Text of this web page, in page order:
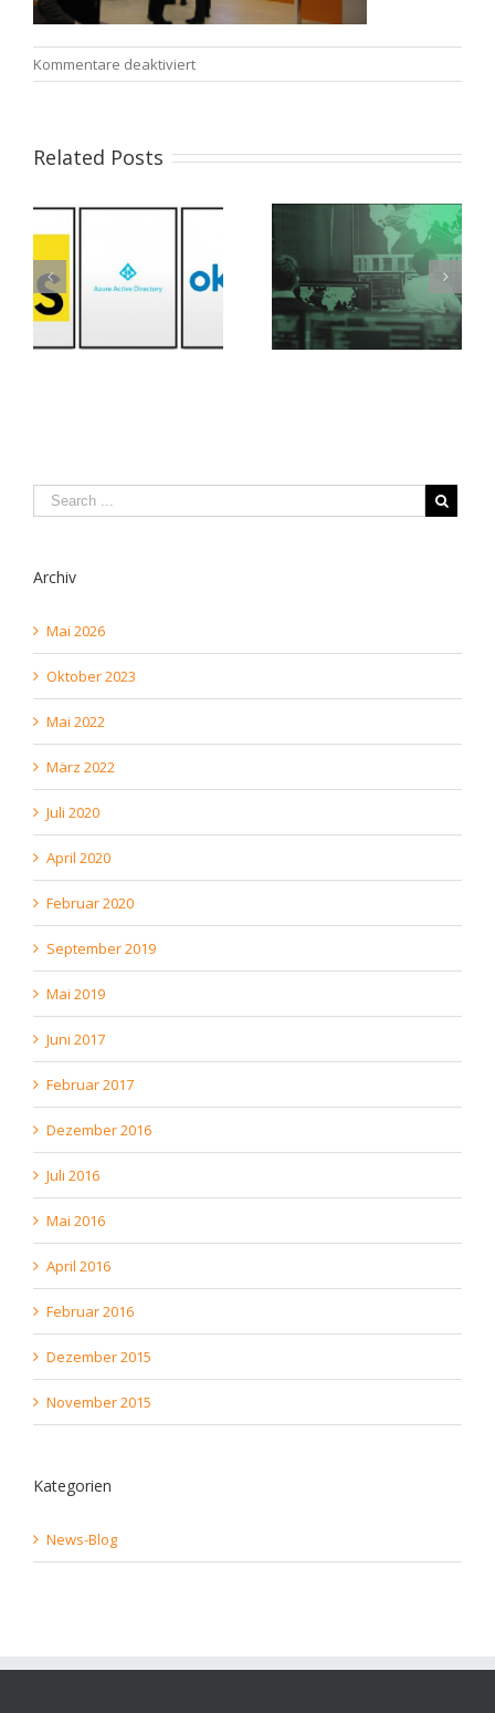
Kommentare deaktiviertfür
MESSE
von
Amsterdam
Related Posts
Archiv
Mai 2026
Oktober 2023
Mai 2022
März 2022
Juli 2020
April 2020
Februar 2020
September 2019
Mai 2019
Juni 2017
Februar 2017
Dezember 2016
Juli 2016
Mai 2016
April 2016
Februar 2016
Dezember 2015
November 2015
Kategorien
News-Blog